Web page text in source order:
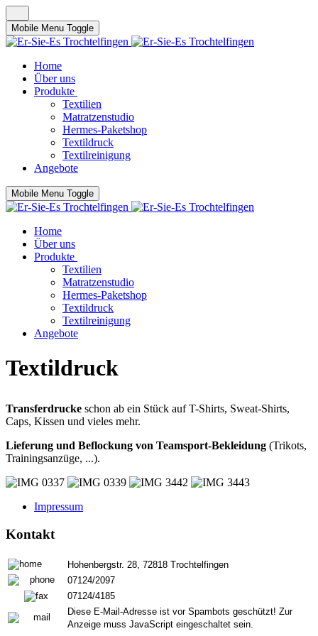
Mobile Menu Toggle
Home
Über uns
Produkte
Textilien
Matratzenstudio
Hermes-Paketshop
Textildruck
Textilreinigung
Angebote
Mobile Menu Toggle
Home
Über uns
Produkte
Textilien
Matratzenstudio
Hermes-Paketshop
Textildruck
Textilreinigung
Angebote
Textildruck
Transferdrucke schon ab ein Stück auf T-Shirts, Sweat-Shirts,
Caps, Kissen und vieles mehr.
Lieferung und Beflockung von Teamsport-Bekleidung (Trikots,
Trainingsanzüge, ...).
Impressum
Kontakt
Hohenbergstr. 28, 72818 Trochtelfingen
07124/2097
07124/4185
Diese E-Mail-Adresse ist vor Spambots geschützt! Zur
Anzeige muss JavaScript eingeschaltet sein.